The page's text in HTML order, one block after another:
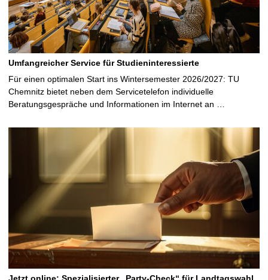
Umfangreicher Service für Studieninteressierte
Für einen optimalen Start ins Wintersemester 2026/2027: TU
Chemnitz bietet neben dem Servicetelefon individuelle
Beratungsgespräche und Informationen im Internet an …